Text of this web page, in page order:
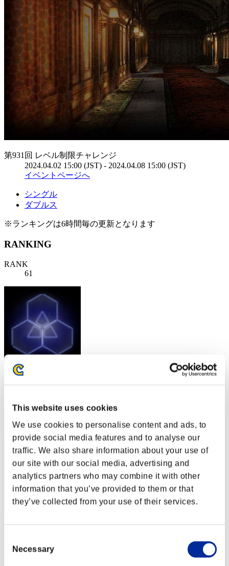
This website uses cookies
We use cookies to personalise content and ads, to
provide social media features and to analyse our
traffic. We also share information about your use of
our site with our social media, advertising and
analytics partners who may combine it with other
information that you’ve provided to them or that
they’ve collected from your use of their services.
Selection
Necessary
第931回 レベル制限チャレンジ
2024.04.02 15:00 (JST) - 2024.04.08 15:00 (JST)
イベントページへ
シングル
ダブルス
※ランキングは6時間毎の更新となります
RANKING
RANK
61
nepnepne
RANK
62
BooJuicyJuice
スコア:Lv:35/08'55"69